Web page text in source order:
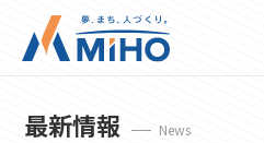
最新情報 News